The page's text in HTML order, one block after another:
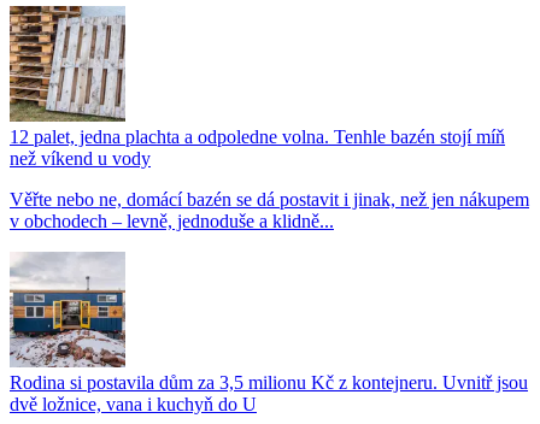
12 palet, jedna plachta a odpoledne volna. Tenhle bazén stojí míň
než víkend u vody
Věřte nebo ne, domácí bazén se dá postavit i jinak, než jen nákupem
v obchodech – levně, jednoduše a klidně...
Rodina si postavila dům za 3,5 milionu Kč z kontejneru. Uvnitř jsou
dvě ložnice, vana i kuchyň do U